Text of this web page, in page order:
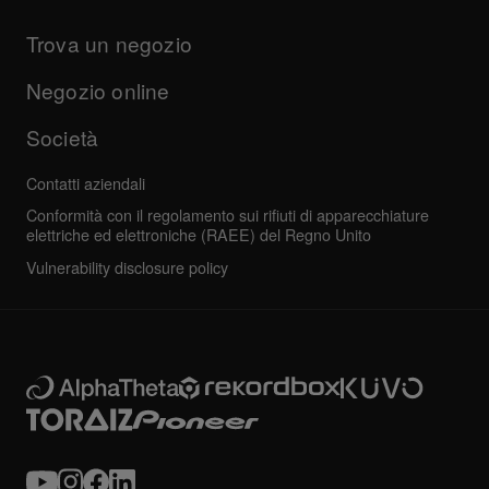
Domande frequenti
Forum della community
Assistenza, riparazione, garanzia
Azienda
Altro
Trova un negozio
Negozio online
Società
Contatti aziendali
Conformità con il regolamento sui rifiuti di apparecchiature
elettriche ed elettroniche (RAEE) del Regno Unito
Vulnerability disclosure policy